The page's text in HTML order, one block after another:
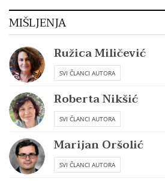
MIŠLJENJA
Ružica Miličević
SVI ČLANCI AUTORA
Roberta Nikšić
SVI ČLANCI AUTORA
Marijan Oršolić
SVI ČLANCI AUTORA